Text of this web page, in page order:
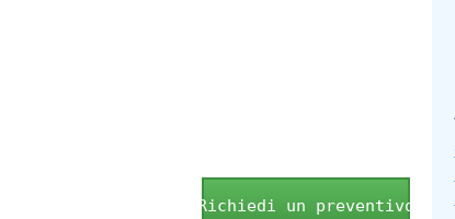
Richiedi un preventivo